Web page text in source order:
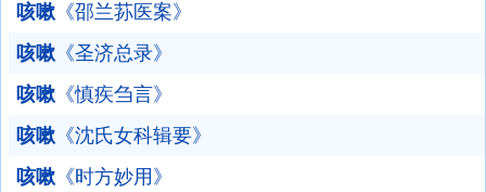
咳嗽 《邵兰荪医案》
咳嗽 《圣济总录》
咳嗽 《慎疾刍言》
咳嗽 《沈氏女科辑要》
咳嗽 《时方妙用》